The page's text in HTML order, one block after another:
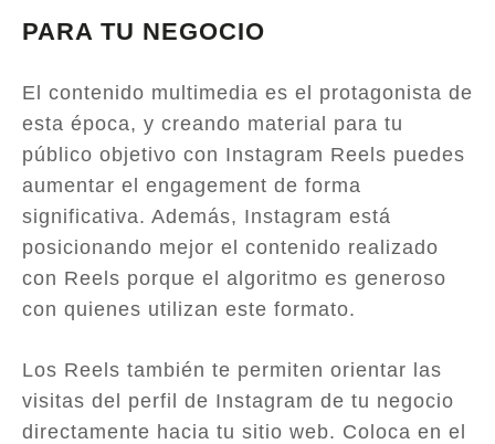
PARA TU NEGOCIO
El contenido multimedia es el protagonista de
esta época, y creando material para tu
público objetivo con Instagram Reels puedes
aumentar el engagement de forma
significativa. Además, Instagram está
posicionando mejor el contenido realizado
con Reels porque el algoritmo es generoso
con quienes utilizan este formato.
Los Reels también te permiten orientar las
visitas del perfil de Instagram de tu negocio
directamente hacia tu sitio web. Coloca en el